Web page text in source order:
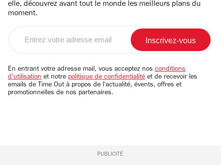
elle, découvrez avant tout le monde les meilleurs plans du
moment.
email
En entrant votre adresse mail, vous acceptez nos conditions
d'utilisation et notre politique de confidentialité et de recevoir les
emails de Time Out à propos de l'actualité, évents, offres et
promotionnelles de nos partenaires.
PUBLICITÉ